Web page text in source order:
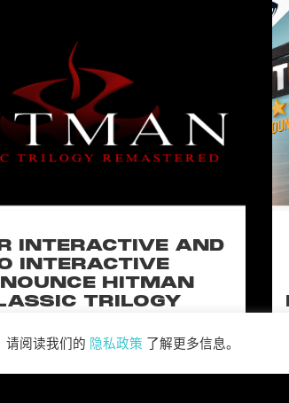
INTERACTIVE AND
INTERACTIVE
HITMAN
TRILOGY
&
请阅读我们的 隐私政策 了解更多信息。